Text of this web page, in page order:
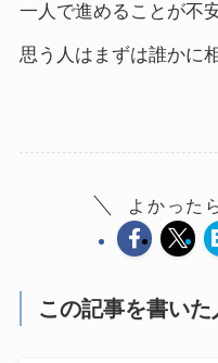
一人で進めることが不
思う人はまずは誰かに
よかった
この記事を書いた